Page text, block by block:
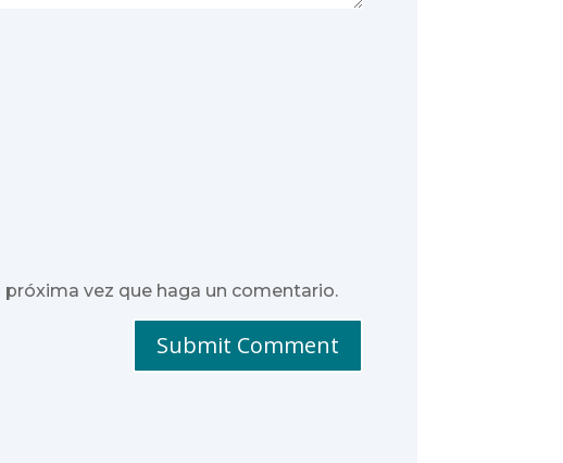
vez que haga un comentario.
Submit Comment